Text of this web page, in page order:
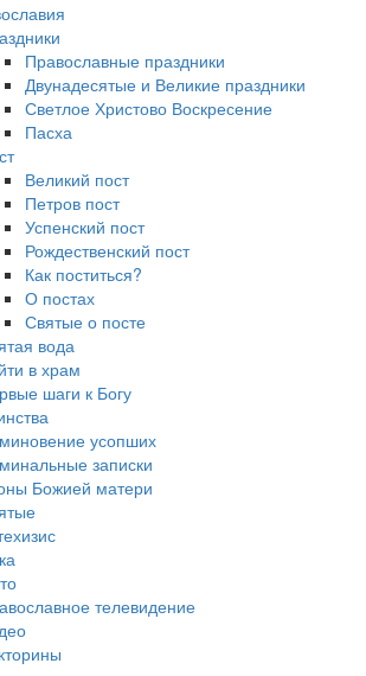
Православные праздники
Двунадесятые и Великие праздники
Светлое Христово Воскресение
Пасха
Великий пост
Петров пост
Успенский пост
Рождественский пост
Как поститься?
О постах
Святые о посте
вода
в храм
шаги к Богу
усопших
записки
Божией матери
телевидение